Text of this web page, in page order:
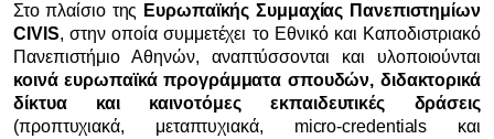
Στο πλαίσιο της Ευρωπαϊκής Συμμαχίας Πανεπιστημίων
CIVIS, στην οποία συμμετέχει το Εθνικό και Καποδιστριακό
Πανεπιστήμιο Αθηνών, αναπτύσσονται και υλοποιούνται
κοινά ευρωπαϊκά προγράμματα σπουδών, διδακτορικά
δίκτυα και καινοτόμες εκπαιδευτικές δράσεις
(προπτυχιακά, μεταπτυχιακά, micro-credentials και